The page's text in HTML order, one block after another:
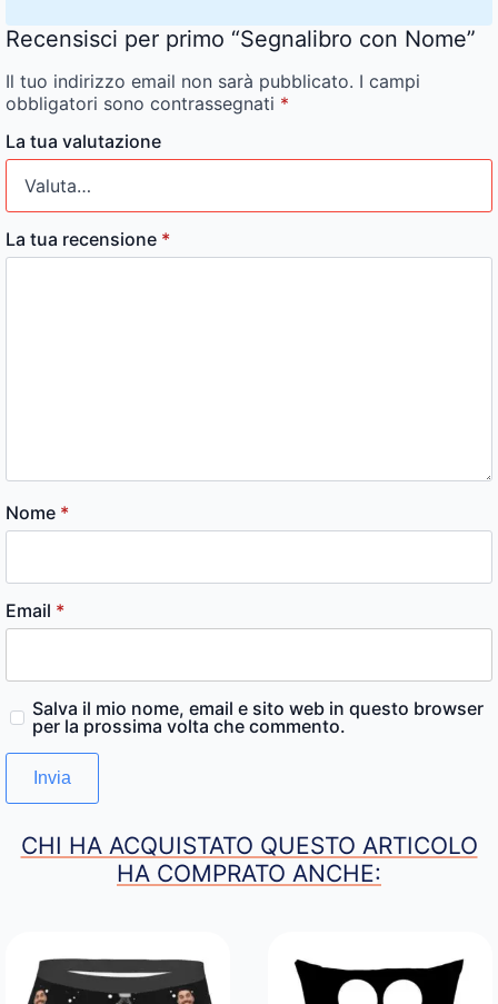
Recensisci per primo “Segnalibro con Nome”
Il tuo indirizzo email non sarà pubblicato. I campi
obbligatori sono contrassegnati *
La tua valutazione
La tua recensione *
Nome *
Email *
Salva il mio nome, email e sito web in questo browser
per la prossima volta che commento.
CHI HA ACQUISTATO QUESTO ARTICOLO
HA COMPRATO ANCHE: